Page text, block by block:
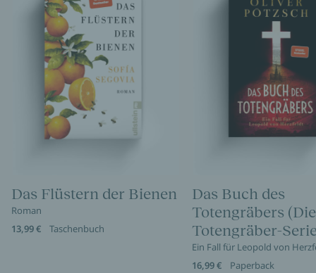
Das Flüstern der Bienen
Roman
13,99 €
Taschenbuch
Das Buch des
Totengräbers (Die
Totengräber-
Ein Fall für Leopold von
16,99 €
Paperback